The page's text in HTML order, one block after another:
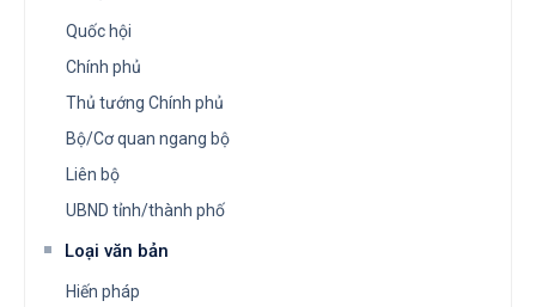
Quốc hội
Chính phủ
Thủ tướng Chính phủ
Bộ/Cơ quan ngang bộ
Liên bộ
UBND tỉnh/thành phố
Loại văn bản
Hiến pháp